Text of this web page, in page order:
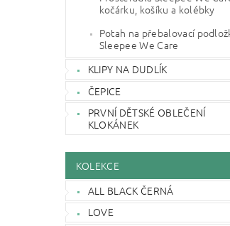
kočárku, košíku a kolébky
Potah na přebalovací
Sleepee We Care
KLIPY NA DUDLÍK
ČEPICE
PRVNÍ DĚTSKÉ OBLEČENÍ
KLOKÁNEK
KOLEKCE
ALL BLACK ČERNÁ
LOVE